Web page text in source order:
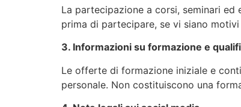
La partecipazione a corsi, seminari
prima di partecipare, se vi siano
3. Informazioni su formazione e
Le offerte di formazione iniziale e
personale. Non costituiscono una